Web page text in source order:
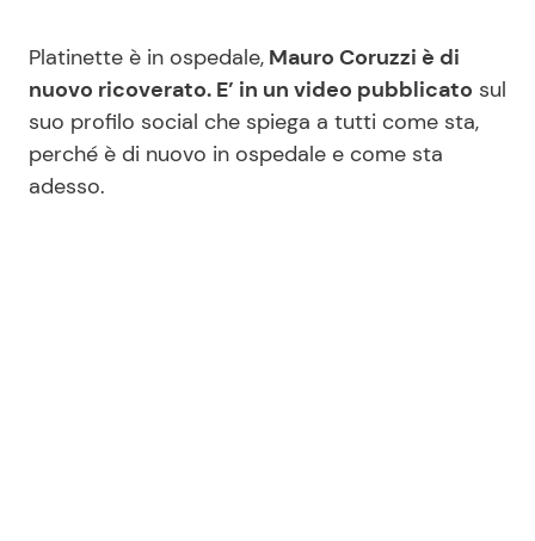
Moda e Style
Mondo Mamma
Dolci
Le Ricette in TV
Platinette è in ospedale, Mauro Coruzzi è di
nuovo ricoverato. E’ in un video pubblicato sul
suo profilo social che spiega a tutti come sta,
perché è di nuovo in ospedale e come sta
adesso.